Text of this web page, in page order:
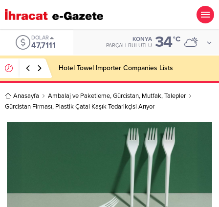
EURO
55,1881
KONYA
PARÇALI BULUTLU 34°C
Hotel Towel Importer Companies Lists
Anasayfa Ambalaj ve Paketleme,Gürcistan, Mutfak,Talepler
Gürcistan Firması, Plastik Çatal Kaşık Tedarikçisi Arıyor